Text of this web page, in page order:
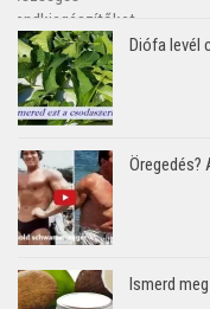
Diófa levél
Öregedés?
Ismerd